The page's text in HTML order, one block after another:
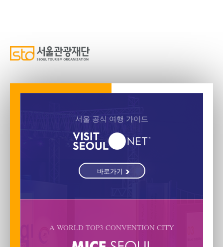
서울 공식 여행 가이드
바로가기
A WORLD TOP3 CONVENTION CITY